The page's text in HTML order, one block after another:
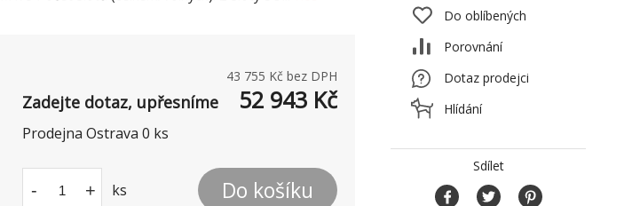
43 755 Kč bez DPH
Zadejte dotaz, upřesníme 52 943 Kč
Prodejna Ostrava 0 ks
- + ks Do košíku
Do oblíbených
Porovnání
Dotaz prodejci
Hlídání
Sdílet